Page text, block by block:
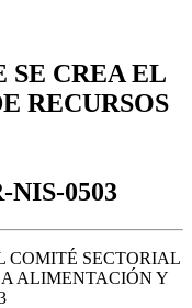
NACIONAL
DE LAS ABEJAS.-
SE CREA EL
RECURSOS
NIS-0503
COMITÉ SECTORIAL
ALIMENTACIÓN Y